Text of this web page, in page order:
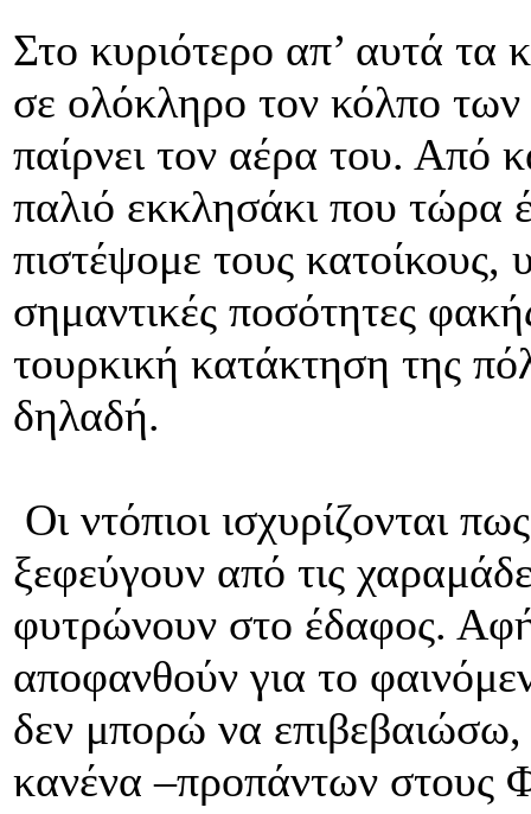
Στο κυριότερο απ’ αυτά τα
σε ολόκληρο τον κόλπο
παίρνει τον αέρα του. Από
παλιό εκκλησάκι που τώρα
πιστέψομε τους
σημαντικές ποσότητες
τουρκική κατάκτηση της
δηλαδή.
Οι ντόπιοι ισχυρίζονται
ξεφεύγουν από τις
φυτρώνουν στο έδαφος.
αποφανθούν για το
δεν μπορώ να επιβεβαιώσω,
κανένα –προπάντων στους